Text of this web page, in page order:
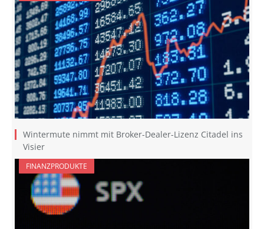
Wintermute nimmt mit Broker-Dealer-Lizenz Citadel ins
Visier
FINANZPRODUKTE